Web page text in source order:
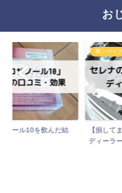
お
ノール10を飲んだ結
車・バイク
【損して
ディーラ